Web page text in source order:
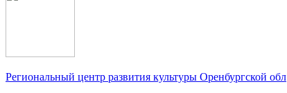
Региональный центр развития культуры Оренбургской обл